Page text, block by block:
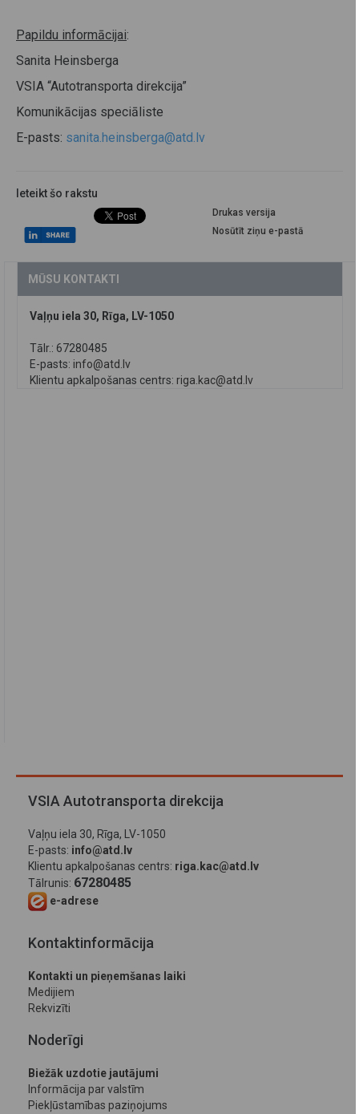
Papildu informācijai:
Sanita Heinsberga
VSIA “Autotransporta direkcija”
Komunikācijas speciāliste
E-pasts: sanita.heinsberga@atd.lv
Ieteikt šo rakstu
Drukas versija
Nosūtīt ziņu e-pastā
MŪSU KONTAKTI
Vaļņu iela 30, Rīga, LV-1050
Tālr.: 67280485
E-pasts: info@atd.lv
Klientu apkalpošanas centrs: riga.kac@atd.lv
VSIA Autotransporta direkcija
Vaļņu iela 30, Rīga, LV-1050
E-pasts: info@atd.lv
Klientu apkalpošanas centrs: riga.kac@atd.lv
Tālrunis: 67280485
e-adrese
Kontaktinformācija
Kontakti un pieņemšanas laiki
Medijiem
Rekvizīti
Noderīgi
Biežāk uzdotie jautājumi
Informācija par valstīm
Piekļūstamības paziņojums